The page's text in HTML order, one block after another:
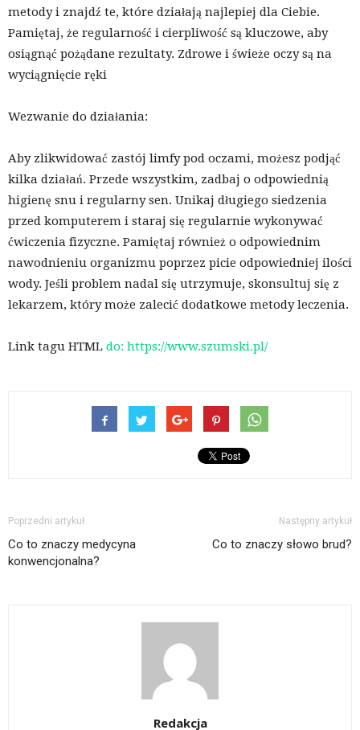
metody i znajdź te, które działają najlepiej dla Ciebie.
Pamiętaj, że regularność i cierpliwość są kluczowe, aby
osiągnąć pożądane rezultaty. Zdrowe i świeże oczy są na
wyciągnięcie ręki
Wezwanie do działania:
Aby zlikwidować zastój limfy pod oczami, możesz podjąć
kilka działań. Przede wszystkim, zadbaj o odpowiednią
higienę snu i regularny sen. Unikaj długiego siedzenia
przed komputerem i staraj się regularnie wykonywać
ćwiczenia fizyczne. Pamiętaj również o odpowiednim
nawodnieniu organizmu poprzez picie odpowiedniej ilości
wody. Jeśli problem nadal się utrzymuje, skonsultuj się z
lekarzem, który może zalecić dodatkowe metody leczenia.
Link tagu HTML do: https://www.szumski.pl/
Poprzedni artykuł
Co to znaczy medycyna
konwencjonalna?
Następny artykuł
Co to znaczy słowo brud?
Redakcja